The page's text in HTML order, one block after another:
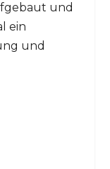
und
ein
und